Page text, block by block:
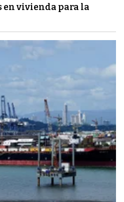
en vivienda para la